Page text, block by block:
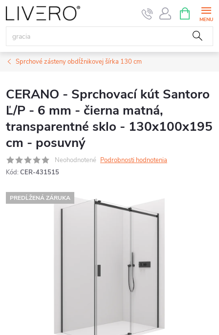
Prejsť
na
obsah
KOŠÍK
Sprchové zásteny obdĺžnikovej šírka 130 cm
CERANO - Sprchovací kút Santoro
Ľ/P - 6 mm - čierna matná,
transparentné sklo - 130x100x195
cm - posuvný
Neohodnotené Podrobnosti hodnotenia
Kód: CER-431515
PREDĹŽENÁ ZÁRUKA